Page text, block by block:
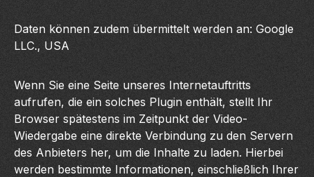
Daten können zudem übermittelt werden an: Google
LLC., USA
Wenn Sie eine Seite unseres Internetauftritts
aufrufen, die ein solches Plugin enthält, stellt Ihr
Browser spätestens im Zeitpunkt der Video-
Wiedergabe eine direkte Verbindung zu den Servern
des Anbieters her, um die Inhalte zu laden. Hierbei
werden bestimmte Informationen, einschließlich Ihrer